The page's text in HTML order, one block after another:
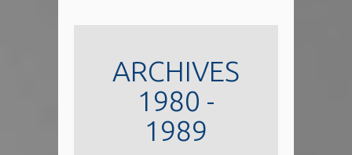
ARCHIVES
1980 -
1989